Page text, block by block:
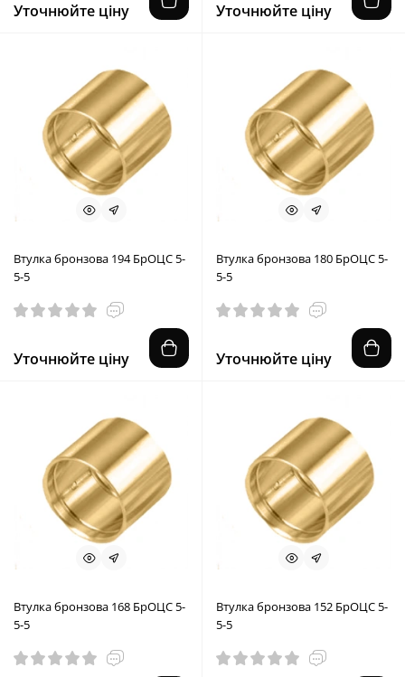
Уточнюйте ціну Уточнюйте ціну
Втулка бронзова 194 БрОЦС 5-
5-5
Уточнюйте ціну
Втулка бронзова 180 БрОЦС 5-
5-5
Уточнюйте ціну
Втулка бронзова 168 БрОЦС 5-
5-5
Втулка бронзова 152 БрОЦС 5-
5-5